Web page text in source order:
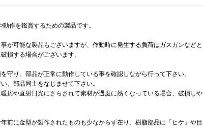
作を鑑賞するための製品です。
が可能な製品もございますが、作動時に発生する負荷はガスガンなどと
損する場合がございます。
り、部品が正常に動作している事を確認しながら行って下さい。
、部品同士をなじませて下さい。
房や直射日光にさらされて素材が過度に熱くなっている場合、破損しや
前に金型が製作されたものも少なからず在り、樹脂部品に「ヒケ」や目